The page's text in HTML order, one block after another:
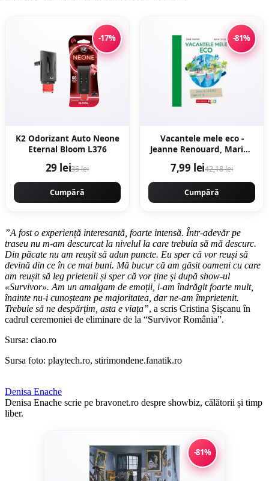
-17%
K2 Odorizant Auto Neone
Eternal Bloom L376
29 lei35 lei
Cumpără
-81%
Vacantele mele eco -
Jeanne Renouard, Marine
7,99 lei42,18 lei
Cumpără
”A fost o experiență interesantă, foarte intensă. Într-adevăr pe
traseu nu m-am descurcat la nivelul la care trebuia să mă descurc.
Din păcate nu am reușit să adun puncte. Eu sper că vor reuși să
devină din ce în ce mai buni. Mă bucur că am găsit oameni cu care
am reușit să leg prietenii și sper că vor ține și după show-ul
«Survivor». Am un amalgam de emoții, i-am îndrăgit foarte mult,
înainte nu-i cunoșteam pe majoritatea, dar ne-am împrietenit.
Trebuie să ne despărțim, asta e viața”, a scris Cristina Șișcanu în
cadrul ceremoniei de eliminare de la “Survivor România”.
Sursa: ciao.ro
Sursa foto: playtech.ro, stirimondene.fanatik.ro
Denisa Enache
Denisa Enache scrie pe bravonet.ro despre showbiz, călătorii și timp
liber.
-81%